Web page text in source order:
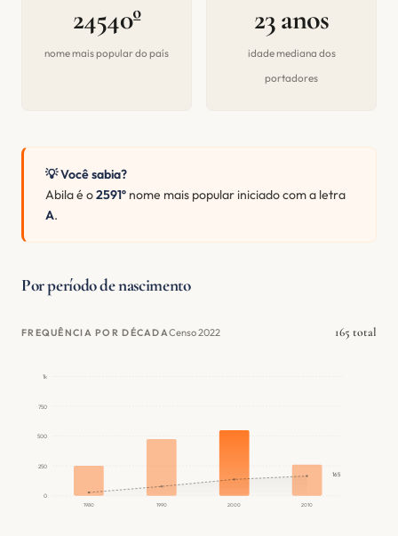
24540º
nome mais popular do país
23 anos
idade mediana dos
portadores
💡 Você sabia?
Abila é o2591º nome mais popular iniciado com a letra
A.
Por período de nascimento
FREQUÊNCIA POR DÉCADACenso 2022 165 total
0
250
500
750
1k
1980 1990 2000 2010
165